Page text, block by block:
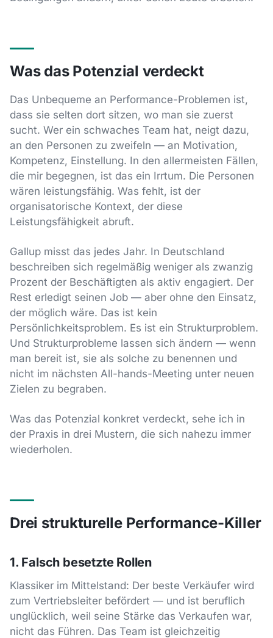
Was das Potenzial verdeckt
Das Unbequeme an Performance-Problemen ist,
dass sie selten dort sitzen, wo man sie zuerst
sucht. Wer ein schwaches Team hat, neigt dazu,
an den Personen zu zweifeln — an Motivation,
Kompetenz, Einstellung. In den allermeisten Fällen,
die mir begegnen, ist das ein Irrtum. Die Personen
wären leistungsfähig. Was fehlt, ist der
organisatorische Kontext, der diese
Leistungsfähigkeit abruft.
Gallup misst das jedes Jahr. In Deutschland
beschreiben sich regelmäßig weniger als zwanzig
Prozent der Beschäftigten als aktiv engagiert. Der
Rest erledigt seinen Job — aber ohne den Einsatz,
der möglich wäre. Das ist kein
Persönlichkeitsproblem. Es ist ein Strukturproblem.
Und Strukturprobleme lassen sich ändern — wenn
man bereit ist, sie als solche zu benennen und
nicht im nächsten All-hands-Meeting unter neuen
Zielen zu begraben.
Was das Potenzial konkret verdeckt, sehe ich in
der Praxis in drei Mustern, die sich nahezu immer
wiederholen.
Drei strukturelle Performance-Killer
1. Falsch besetzte Rollen
Klassiker im Mittelstand: Der beste Verkäufer wird
zum Vertriebsleiter befördert — und ist beruflich
unglücklich, weil seine Stärke das Verkaufen war,
nicht das Führen. Das Team ist gleichzeitig